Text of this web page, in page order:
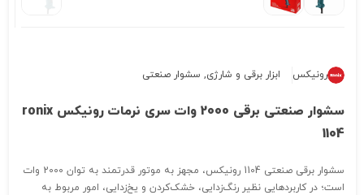
رونیکس ابزار برقی و شارژی, سشوار صنعتی
سشوار صنعتی برقی 2000 وات سری نرمات رونیکس ronix
1104
سشوار برقی صنعتی 1104 رونیکس، مجهز به موتور قدرتمند به توان 2000 وات
است؛ در کاربردهایی نظیر رنگ‌زدایی، خشک‌کردن و یخ‌زدایی، امور مربوط به